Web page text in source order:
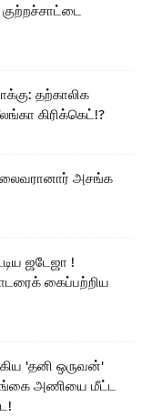
தற்காலிக
கிரிக்கெட்!?
தலைவரானார் அசங்க
ஜடேஜா !
கைப்பற்றிய
'தனி ஒருவன்'
அணியை மீட்ட